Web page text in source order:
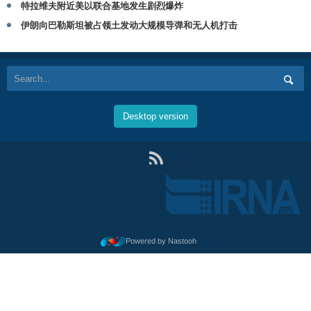
特拉维夫附近美以联合基地发生剧烈爆炸
伊朗向巴勒斯坦被占领土发动大规模导弹和无人机打击
Desktop version
Powered by Nastooh